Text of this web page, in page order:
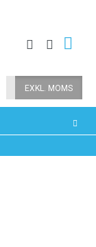
EXKL. MOMS